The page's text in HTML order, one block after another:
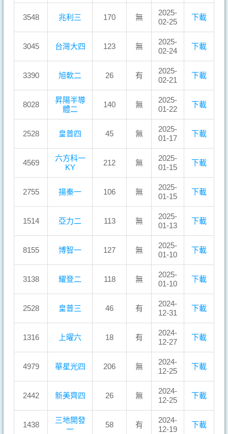
3548 兆利三 170 無
2025-
02-25
下載
3045 台灣大四 123 無
2025-
02-24
下載
3390 旭軟二 26 有
2025-
02-21
下載
8028
昇陽半導
體二
140 無
2025-
01-22
下載
2528 皇普四 45 無
2025-
01-17
下載
4569
六方科一
KY
212 無
2025-
01-15
下載
2755 揚秦一 106 無
2025-
01-15
下載
1514 亞力二 113 無
2025-
01-13
下載
8155 博智一 127 無
2025-
01-10
下載
3138 耀登二 118 無
2025-
01-10
下載
2528 皇普三 46 有
2024-
12-31
下載
1316 上曜六 18 有
2024-
12-27
下載
4979 華星光四 206 無
2024-
12-25
下載
2442 新美齊四 26 無
2024-
12-25
下載
1438
三地開發
一
58 有
2024-
12-19
下載